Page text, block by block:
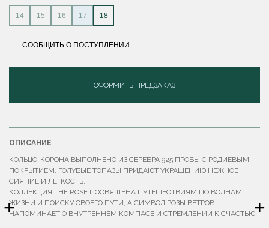
+ +
14 15 16 17 18
СООБЩИТЬ О ПОСТУПЛЕНИИ
ОФОРМИТЬ ПРЕДЗАКАЗ
ОПИСАНИЕ
КОЛЬЦО-КОРОНА ВЫПОЛНЕНО ИЗ СЕРЕБРА 925 ПРОБЫ С РОДИЕВЫМ
ПОКРЫТИЕМ. ГОЛУБЫЕ ТОПАЗЫ ПРИДАЮТ УКРАШЕНИЮ НЕЖНОЕ
СИЯНИЕ И ЛЕГКОСТЬ.
КОЛЛЕКЦИЯ THE ROSE ПОСВЯЩЕНА ПУТЕШЕСТВИЯМ ПО ВОЛНАМ
ЖИЗНИ И ПОИСКУ СВОЕГО ПУТИ, А СИМВОЛ РОЗЫ ВЕТРОВ
НАПОМИНАЕТ О ВНУТРЕННЕМ КОМПАСЕ И СТРЕМЛЕНИИ К СЧАСТЬЮ.